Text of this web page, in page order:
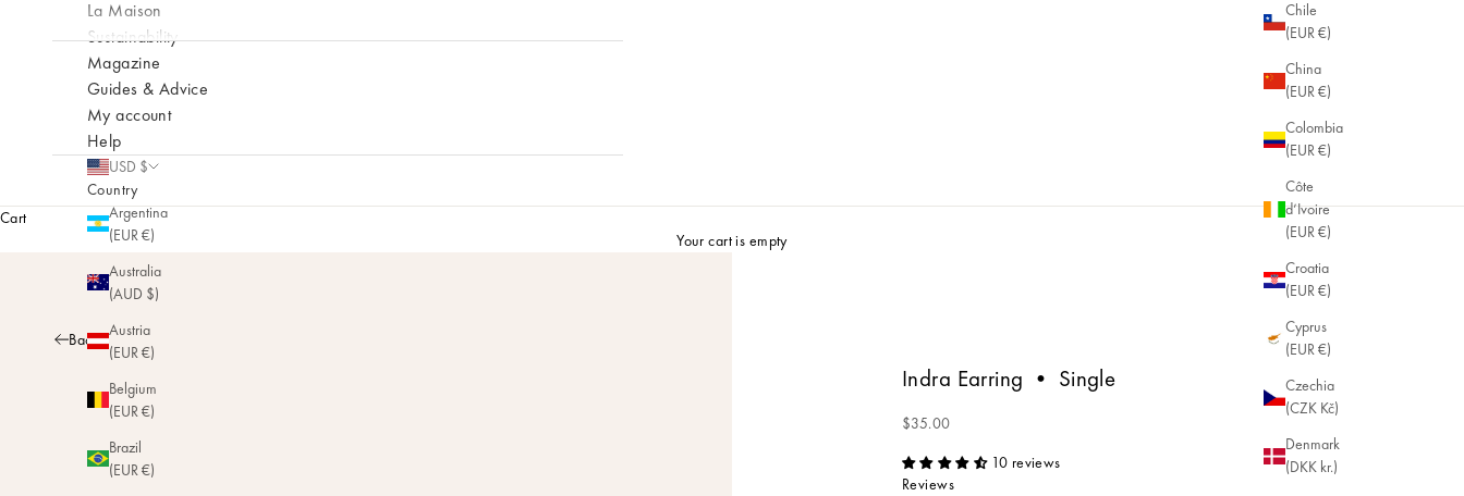
Chile
(EUR €)
China
(EUR €)
Colombia
(EUR €)
Côte
d’Ivoire
(EUR €)
Croatia
(EUR €)
Cyprus
(EUR €)
Czechia
(CZK Kč)
Denmark
(DKK kr.)
La Maison
Sustainability
Magazine
Guides & Advice
My account
Help
USD $
Country
Argentina
(EUR €)
Australia
(AUD $)
Austria
(EUR €)
Belgium
(EUR €)
Brazil
(EUR €)
Cart
Your cart is empty
Back
Indra Earring • Single
Sale price
$35.00
10 reviews
Reviews